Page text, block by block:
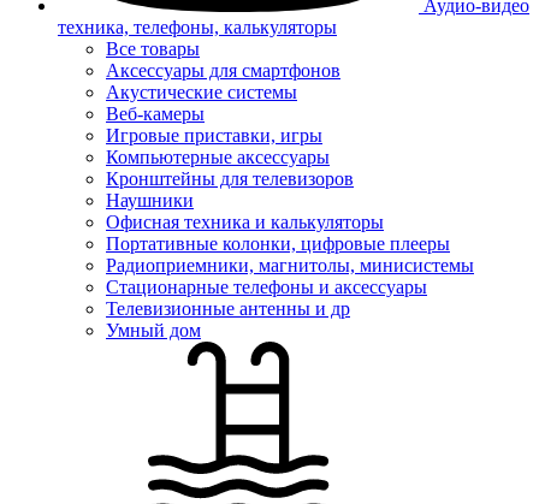
Аудио-видео
техника, телефоны, калькуляторы
Все товары
Аксессуары для смартфонов
Акустические системы
Веб-камеры
Игровые приставки, игры
Компьютерные аксессуары
Кронштейны для телевизоров
Наушники
Офисная техника и калькуляторы
Портативные колонки, цифровые плееры
Радиоприемники, магнитолы, минисистемы
Стационарные телефоны и аксессуары
Телевизионные антенны и др
Умный дом